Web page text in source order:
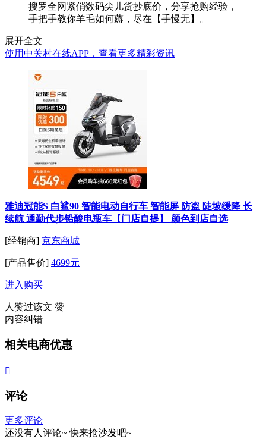
搜罗全网紧俏数码尖儿货抄底价，分享抢购经验，
手把手教你羊毛如何薅，尽在【手慢无】。
展开全文
使用中关村在线APP，查看更多精彩资讯
雅迪冠能S 白鲨90 智能电动自行车 智能屏 防盗 陡坡缓降 长
续航 通勤代步铅酸电瓶车【门店自提】 颜色到店自选
[经销商] 京东商城
[产品售价] 4699元
进入购买
人赞过该文 赞
内容纠错
相关电商优惠

评论
更多评论
还没有人评论~ 快来抢沙发吧~